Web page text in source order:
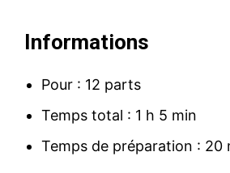
Informations
Pour : 12 parts
Temps total : 1 h 5 min
Temps de préparation : 20